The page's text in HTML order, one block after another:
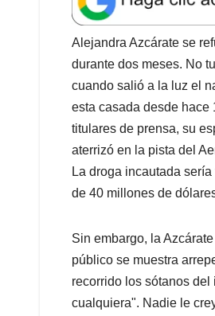
t
s
A
p
p
e
b
o
o
k
k
e
d
I
n
l
Alejandra Azcárate se
durante dos meses. No
cuando salió a la luz el
esta casada desde hace
titulares de prensa, su
aterrizó en la pista del
La droga incautada
de 40 millones de
Sin embargo, la
público se muestra
recorrido los sótanos
cualquiera". Nadie le